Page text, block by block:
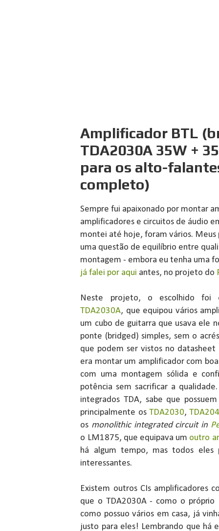
Amplificador BTL
TDA2030A 35W +
para os alto-
completo)
Sempre fui apaixonado por montar
amplificadores e circuitos de áudio
montei até hoje, foram vários. Meus
uma questão de equilíbrio entre
montagem - embora eu tenha uma
já falei por aqui antes, no projeto do
Neste projeto, o escolhido foi
TDA2030A, que equipou vários
um cubo de guitarra que usava ele
ponte (bridged) simples, sem o
que podem ser vistos no
era montar um amplificador com
com uma montagem sólida e
potência sem sacrificar a
integrados TDA, sabe que
principalmente os TDA2030,
os monolithic integrated circuit in
o LM1875, que equipava um outro
há algum tempo, mas todos eles
interessantes.
Existem outros CIs amplificadores
que o TDA2030A - como o próprio
como possuo vários em casa, já
justo para eles! Lembrando que há